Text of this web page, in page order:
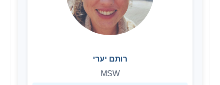
רותם יערי
MSW